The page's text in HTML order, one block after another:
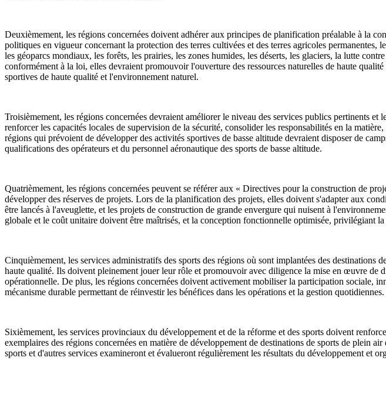
Deuxièmement, les régions concernées doivent adhérer aux principes de planification préalable à la
politiques en vigueur concernant la protection des terres cultivées et des terres agricoles
les géoparcs mondiaux, les forêts, les prairies, les zones humides, les déserts, les glaciers, la lutte
conformément à la loi, elles devraient promouvoir l'ouverture des ressources naturelles de haute
sportives de haute qualité et l'environnement naturel.
Troisièmement, les régions concernées devraient améliorer le niveau des services publics pertinents
renforcer les capacités locales de supervision de la sécurité, consolider les responsabilités en la
régions qui prévoient de développer des activités sportives de basse altitude devraient disposer de
qualifications des opérateurs et du personnel aéronautique des sports de basse altitude.
Quatrièmement, les régions concernées peuvent se référer aux « Directives pour la construction de
développer des réserves de projets. Lors de la planification des projets, elles doivent s'adapter aux
être lancés à l'aveuglette, et les projets de construction de grande envergure qui nuisent à
globale et le coût unitaire doivent être maîtrisés, et la conception fonctionnelle optimisée, privilégiant
Cinquièmement, les services administratifs des sports des régions où sont implantées des
haute qualité. Ils doivent pleinement jouer leur rôle et promouvoir avec diligence la mise en œuvre de
opérationnelle. De plus, les régions concernées doivent activement mobiliser la participation sociale,
mécanisme durable permettant de réinvestir les bénéfices dans les opérations et la gestion quotidiennes.
Sixièmement, les services provinciaux du développement et de la réforme et des sports doivent
exemplaires des régions concernées en matière de développement de destinations de sports de plein
sports et d'autres services examineront et évalueront régulièrement les résultats du développement et